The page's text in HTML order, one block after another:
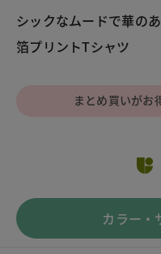
シックなムードで華の
箔プリントTシャツ
まとめ買いがお
カラー・